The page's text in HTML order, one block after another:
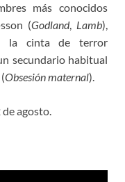
más conocidos
(Godland, Lamb),
la cinta de terror
secundario habitual
Obsesión maternal).
agosto.